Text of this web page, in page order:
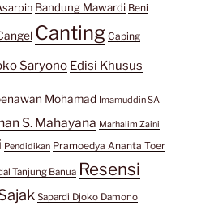
Bandung Mawardi Beni
Canting Caping
Saryono Edisi Khusus
Mohamad Imamuddin SA
S. Mahayana Marhalim Zaini
Pendidikan Pramoedya Ananta Toer
Tanjung Banua Resensi
Sapardi Djoko Damono